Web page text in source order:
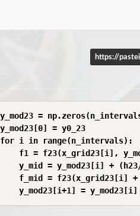
https://
y_mod23 =
y_mod23[0] = y0_23
for i in range(n_intervals):
f1 = f23(x_grid23[i],
y_mid = y_mod23[i] +
f_mid = f23(x_grid23[i] +
y_mod23[i+1] = y_mod23[i]